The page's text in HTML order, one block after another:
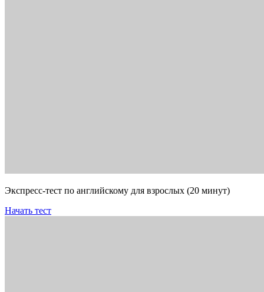
Экспресс-тест по английскому для взрослых (20 минут)
Начать тест